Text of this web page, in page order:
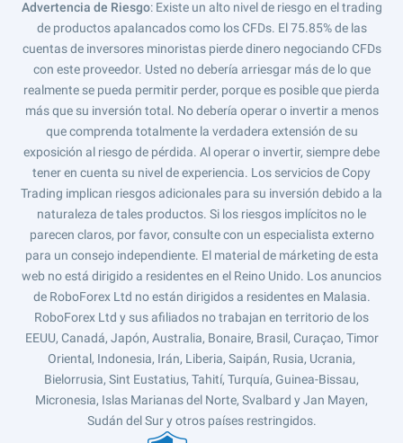
Advertencia de Riesgo: Existe un alto nivel de riesgo en el trading
de productos apalancados como los CFDs. El 75.85% de las
cuentas de inversores minoristas pierde dinero negociando CFDs
con este proveedor. Usted no debería arriesgar más de lo que
realmente se pueda permitir perder, porque es posible que pierda
más que su inversión total. No debería operar o invertir a menos
que comprenda totalmente la verdadera extensión de su
exposición al riesgo de pérdida. Al operar o invertir, siempre debe
tener en cuenta su nivel de experiencia. Los servicios de Copy
Trading implican riesgos adicionales para su inversión debido a la
naturaleza de tales productos. Si los riesgos implícitos no le
parecen claros, por favor, consulte con un especialista externo
para un consejo independiente. El material de márketing de esta
web no está dirigido a residentes en el Reino Unido. Los anuncios
de RoboForex Ltd no están dirigidos a residentes en Malasia.
RoboForex Ltd y sus afiliados no trabajan en territorio de los
EEUU, Canadá, Japón, Australia, Bonaire, Brasil, Curaçao, Timor
Oriental, Indonesia, Irán, Liberia, Saipán, Rusia, Ucrania,
Bielorrusia, Sint Eustatius, Tahití, Turquía, Guinea-Bissau,
Micronesia, Islas Marianas del Norte, Svalbard y Jan Mayen,
Sudán del Sur y otros países restringidos.